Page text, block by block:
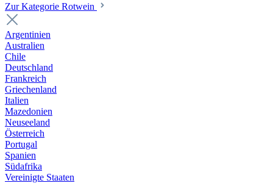
Zur Kategorie Rotwein
Argentinien
Australien
Chile
Deutschland
Frankreich
Griechenland
Italien
Mazedonien
Neuseeland
Österreich
Portugal
Spanien
Südafrika
Vereinigte Staaten